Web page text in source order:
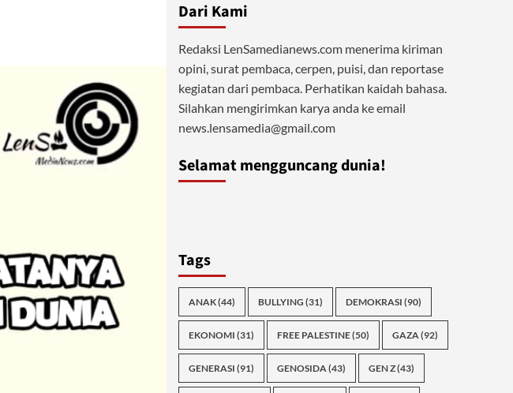
Dari Kami
Redaksi LenSamedianews.com menerima kiriman
opini, surat pembaca, cerpen, puisi, dan reportase
kegiatan dari pembaca. Perhatikan kaidah bahasa.
Silahkan mengirimkan karya anda ke email
news.lensamedia@gmail.com
Selamat mengguncang dunia!
Tags
ANAK(44) BULLYING (31) DEMOKRASI (90)
EKONOMI (31) FREE PALESTINE(50) GAZA(92)
GENERASI (91) GENOSIDA(43) GEN Z(43)